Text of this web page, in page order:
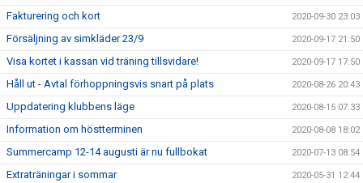
Fakturering och kort 2020-09-30 23:03
Försäljning av simkläder 23/9 2020-09-17 21:50
Visa kortet i kassan vid träning tillsvidare! 2020-09-17 17:50
Håll ut - Avtal förhoppningsvis snart på plats 2020-08-26 20:43
Uppdatering klubbens läge 2020-08-15 07:33
Information om höstterminen 2020-08-08 18:02
Summercamp 12-14 augusti är nu fullbokat 2020-07-13 08:54
Extraträningar i sommar 2020-05-31 12:44